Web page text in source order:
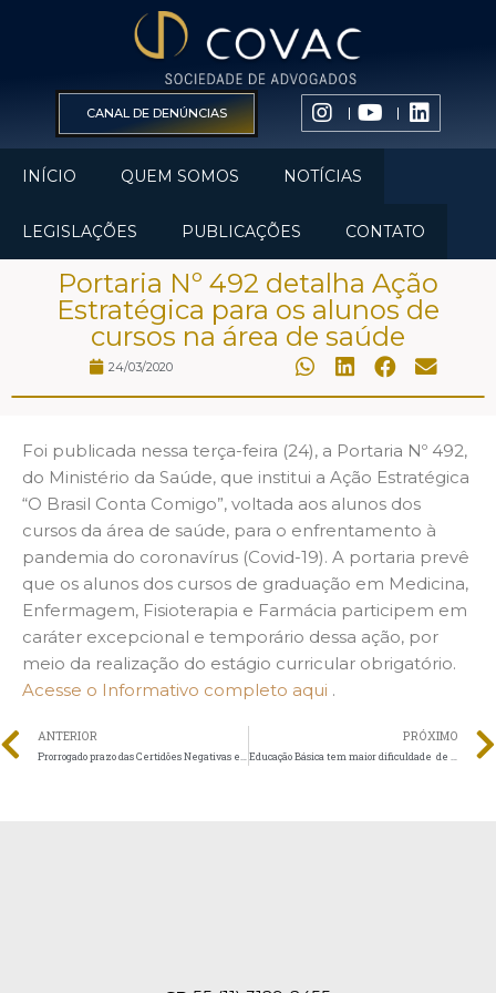
CANAL DE DENÚNCIAS
INÍCIO QUEM SOMOS NOTÍCIAS
LEGISLAÇÕES PUBLICAÇÕES CONTATO
Portaria Nº 492 detalha Ação
Estratégica para os alunos de
cursos na área de saúde
24/03/2020
Foi publicada nessa terça-feira (24), a Portaria Nº 492,
do Ministério da Saúde, que institui a Ação Estratégica
“O Brasil Conta Comigo”, voltada aos alunos dos
cursos da área de saúde, para o enfrentamento à
pandemia do coronavírus (Covid-19). A portaria prevê
que os alunos dos cursos de graduação em Medicina,
Enfermagem, Fisioterapia e Farmácia participem em
caráter excepcional e temporário dessa ação, por
meio da realização do estágio curricular obrigatório.
Acesse o Informativo completo aqui .
ANTERIOR PRÓXIMO